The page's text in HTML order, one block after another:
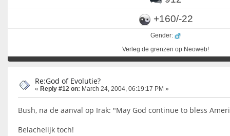
+160/-22
Gender:
Verleg de grenzen op Neoweb!
Re:God of Evolutie?
« Reply #12 on: March 24, 2004, 06:19:17 PM »
Bush, na de aanval op Irak: "May God continue to bless
Belachelijk toch!